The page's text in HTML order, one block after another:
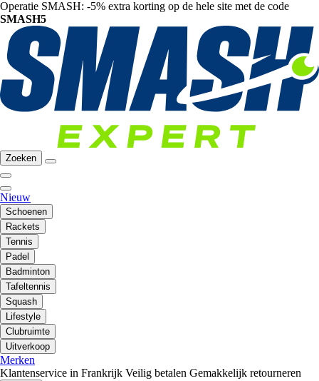
Operatie SMASH: -5% extra korting op de hele site met de code
SMASH5
Zoeken
Nieuw
Schoenen
Rackets
Tennis
Padel
Badminton
Tafeltennis
Squash
Lifestyle
Clubruimte
Uitverkoop
Merken
Klantenservice in Frankrijk Veilig betalen Gemakkelijk retourneren